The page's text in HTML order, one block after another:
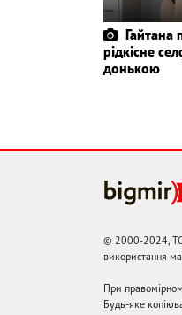
Гайтана
рідкісне
донькою
© 2000-2024,
використання
При
Будь-яке